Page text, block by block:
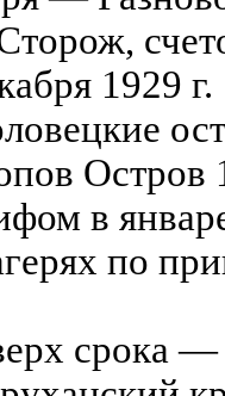
1929 г.
Остров
в
по
срока